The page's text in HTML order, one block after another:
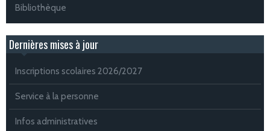
Bibliothèque
Dernières mises à jour
Inscriptions scolaires 2026/2027
Service à la personne
Infos administratives